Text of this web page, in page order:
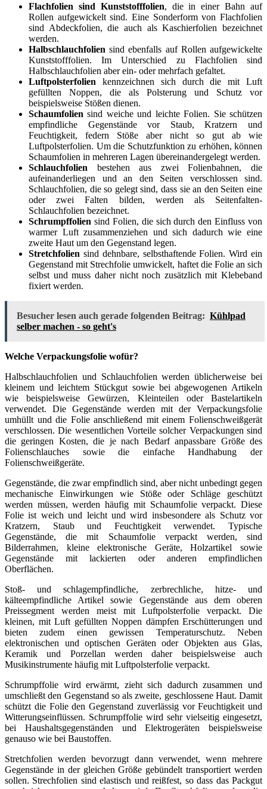
Flachfolien sind Kunststofffolien, die in einer Bahn auf
Rollen aufgewickelt sind. Eine Sonderform von Flachfolien
sind Abdeckfolien, die auch als Kaschierfolien bezeichnet
werden.
Halbschlauchfolien sind ebenfalls auf Rollen aufgewickelte
Kunststofffolien. Im Unterschied zu Flachfolien sind
Halbschlauchfolien aber ein- oder mehrfach gefaltet.
Luftpolsterfolien kennzeichnen sich durch die mit Luft
gefüllten Noppen, die als Polsterung und Schutz vor
beispielsweise Stößen dienen.
Schaumfolien sind weiche und leichte Folien. Sie schützen
empfindliche Gegenstände vor Staub, Kratzern und
Feuchtigkeit, federn Stöße aber nicht so gut ab wie
Luftpolsterfolien. Um die Schutzfunktion zu erhöhen, können
Schaumfolien in mehreren Lagen übereinandergelegt werden.
Schlauchfolien bestehen aus zwei Folienbahnen, die
aufeinanderliegen und an den Seiten verschlossen sind.
Schlauchfolien, die so gelegt sind, dass sie an den Seiten eine
oder zwei Falten bilden, werden als Seitenfalten-
Schlauchfolien bezeichnet.
Schrumpffolien sind Folien, die sich durch den Einfluss von
warmer Luft zusammenziehen und sich dadurch wie eine
zweite Haut um den Gegenstand legen.
Stretchfolien sind dehnbare, selbsthaftende Folien. Wird ein
Gegenstand mit Strechfolie umwickelt, haftet die Folie an sich
selbst und muss daher nicht noch zusätzlich mit Klebeband
fixiert werden.
Besucher lesen auch gerade folgenden Beitrag: Kühlpad
selber machen - so geht's
Welche Verpackungsfolie wofür?
Halbschlauchfolien und Schlauchfolien werden üblicherweise bei
kleinem und leichtem Stückgut sowie bei abgewogenen Artikeln
wie beispielsweise Gewürzen, Kleinteilen oder Bastelartikeln
verwendet. Die Gegenstände werden mit der Verpackungsfolie
umhüllt und die Folie anschließend mit einem Folienschweißgerät
verschlossen. Die wesentlichen Vorteile solcher Verpackungen sind
die geringen Kosten, die je nach Bedarf anpassbare Größe des
Folienschlauches sowie die einfache Handhabung der
Folienschweißgeräte.
Gegenstände, die zwar empfindlich sind, aber nicht unbedingt gegen
mechanische Einwirkungen wie Stöße oder Schläge geschützt
werden müssen, werden häufig mit Schaumfolie verpackt. Diese
Folie ist weich und leicht und wird insbesondere als Schutz vor
Kratzern, Staub und Feuchtigkeit verwendet. Typische
Gegenstände, die mit Schaumfolie verpackt werden, sind
Bilderrahmen, kleine elektronische Geräte, Holzartikel sowie
Gegenstände mit lackierten oder anderen empfindlichen
Oberflächen.
Stoß- und schlagempfindliche, zerbrechliche, hitze- und
kälteempfindliche Artikel sowie Gegenstände aus dem oberen
Preissegment werden meist mit Luftpolsterfolie verpackt. Die
kleinen, mit Luft gefüllten Noppen dämpfen Erschütterungen und
bieten zudem einen gewissen Temperaturschutz. Neben
elektronischen und optischen Geräten oder Objekten aus Glas,
Keramik und Porzellan werden daher beispielsweise auch
Musikinstrumente häufig mit Luftpolsterfolie verpackt.
Schrumpffolie wird erwärmt, zieht sich dadurch zusammen und
umschließt den Gegenstand so als zweite, geschlossene Haut. Damit
schützt die Folie den Gegenstand zuverlässig vor Feuchtigkeit und
Witterungseinflüssen. Schrumpffolie wird sehr vielseitig eingesetzt,
bei Haushaltsgegenständen und Elektrogeräten beispielsweise
genauso wie bei Baustoffen.
Stretchfolien werden bevorzugt dann verwendet, wenn mehrere
Gegenstände in der gleichen Größe gebündelt transportiert werden
sollen. Strechfolien sind elastisch und reißfest, so dass das Packgut